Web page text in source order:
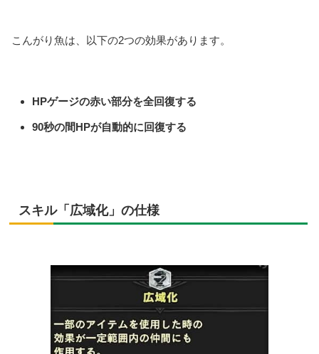
こんがり魚は、以下の2つの効果があります。
HPゲージの赤い部分を全回復する
90秒の間HPが自動的に回復する
スキル「広域化」の仕様